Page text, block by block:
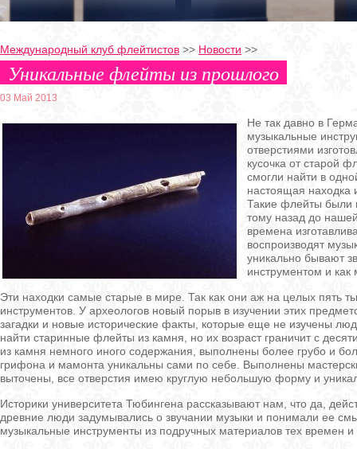
Международный клуб флейтистов >> Новости >>
Уникальные флейты из прошлого
03 Май 2013
Не так давно в
музыкальные
отверстиями
кусочка от старой
смогли найти в
настоящая находка
Такие флейты были
тому назад до
времена
воспроизводят
уникально бывают
инструментом и
Эти находки самые старые в мире. Так как они аж на целых пять
инструментов. У археологов новый порыв в изучении этих
загадки и новые исторические факты, которые еще не изучены
найти старинные флейты из камня, но их возраст граничит с
из камня немного иного содержания, выполнены более грубо и
грифона и мамонта уникальны сами по себе. Выполнены
выточены, все отверстия имею круглую небольшую форму и
Историки университета Тюбингена рассказывают нам, что да,
древние люди задумывались о звучании музыки и понимали ее
музыкальные инструменты из подручных материалов тех времен и